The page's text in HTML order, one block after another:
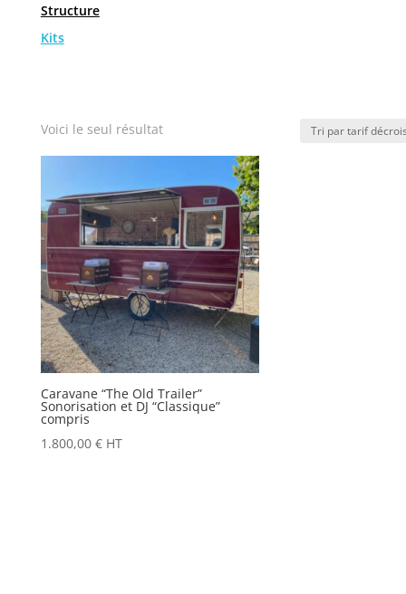
Structure
Kits
Voici le seul résultat
Caravane “The Old Trailer”
Sonorisation et DJ “Classique”
compris
1.800,00 € HT